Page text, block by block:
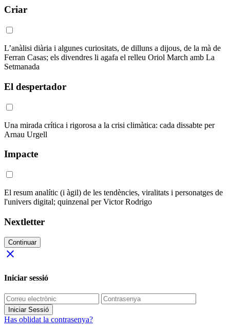
Criar
L’anàlisi diària i algunes curiositats, de dilluns a dijous, de la mà de
Ferran Casas; els divendres li agafa el relleu Oriol March amb La
Setmanada
El despertador
Una mirada crítica i rigorosa a la crisi climàtica: cada dissabte per
Arnau Urgell
Impacte
El resum analític (i àgil) de les tendències, viralitats i personatges de
l'univers digital; quinzenal per Victor Rodrigo
Nextletter
Continuar
close
Iniciar sessió
Iniciar Sessió
Has oblidat la contrasenya?